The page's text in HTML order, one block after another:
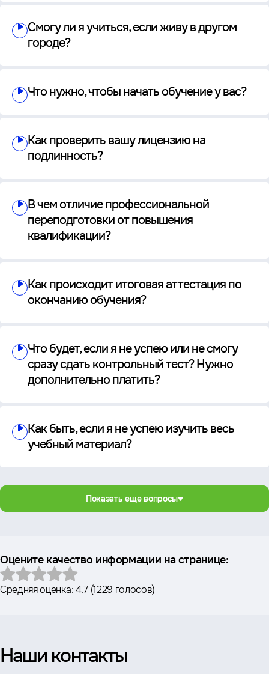
Смогу ли я учиться, если живу в другом
городе?
Что нужно, чтобы начать обучение у вас?
Как проверить вашу лицензию на
подлинность?
В чем отличие профессиональной
переподготовки от повышения
квалификации?
Как происходит итоговая аттестация по
окончанию обучения?
Что будет, если я не успею или не смогу
сразу сдать контрольный тест? Нужно
дополнительно платить?
Как быть, если я не успею изучить весь
учебный материал?
Показать еще вопросы
Оцените качество информации на странице:
Средняя оценка:4.7(1229 голосов)
Наши контакты